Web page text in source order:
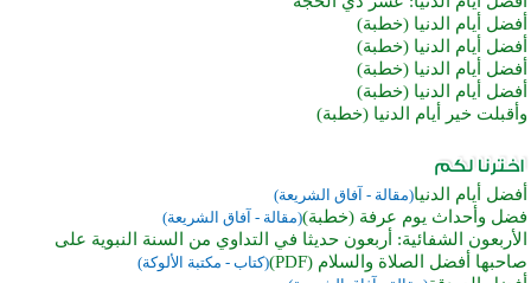
أفضل أيام الدنيا (خطبة)
أفضل أيام الدنيا (خطبة)
أفضل أيام الدنيا (خطبة)
أفضل أيام الدنيا (خطبة)
وأقبلت خير أيام الدنيا (خطبة)
أفضل أيام الدنيا(مقالة - آفاق الشريعة)
فضل وأحداث يوم عرفة (خطبة)(مقالة - آفاق الشريعة)
الأربعون الشفائية: أربعون حديثا في التداوي من السنة النبوية على
صاحبها أفضل الصلاة والسلام (PDF)
(كتاب - مكتبة الألوكة)